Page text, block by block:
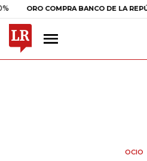
COMPRA BANCO DE LA REPÚBLICA
OCIO